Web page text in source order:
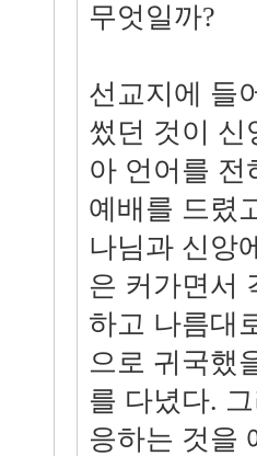
무엇일까?
선교지에 들
썼던 것이 신
아 언어를 전
예배를 드렸
나님과 신앙
은 커가면서
하고 나름대
으로 귀국했
를 다녔다.
응하는 것을